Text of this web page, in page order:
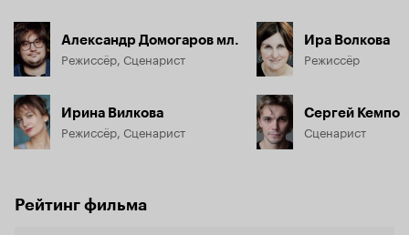
Александр Домогаров мл.
Режиссёр, Сценарист
Ирина Вилкова
Режиссёр, Сценарист
Ира Волкова
Режиссёр
Сергей Кемпо
Сценарист
Рейтинг фильма